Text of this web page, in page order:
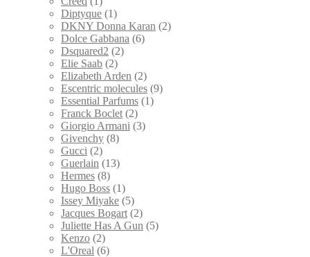
Diptyque (1)
DKNY Donna Karan (2)
Dolce Gabbana (6)
Dsquared2 (2)
Elie Saab (2)
Elizabeth Arden (2)
Escentric molecules (9)
Essential Parfums (1)
Franck Boclet (2)
Giorgio Armani (3)
Givenchy (8)
Gucci (2)
Guerlain (13)
Hermes (8)
Hugo Boss (1)
Issey Miyake (5)
Jacques Bogart (2)
Juliette Has A Gun (5)
Kenzo (2)
L'Oreal (6)